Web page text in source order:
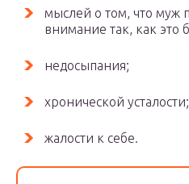
мыслей о том, что муж
внимание так, как это
недосыпания;
хронической усталости;
жалости к себе.